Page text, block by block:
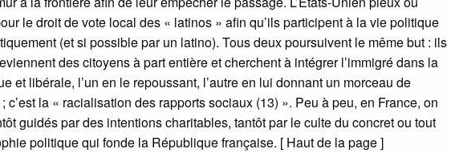
le droit de vote local des « latinos » afin qu’ils participent à la vie politique
(et si possible par un latino). Tous deux poursuivent le même but : ils
des citoyens à part entière et cherchent à intégrer l’immigré dans la
et libérale, l’un en le repoussant, l’autre en lui donnant un morceau de
la « racialisation des rapports sociaux (13) ». Peu à peu, en France, on
guidés par des intentions charitables, tantôt par le culte du concret ou tout
politique qui fonde la République française. [ Haut de la page ]